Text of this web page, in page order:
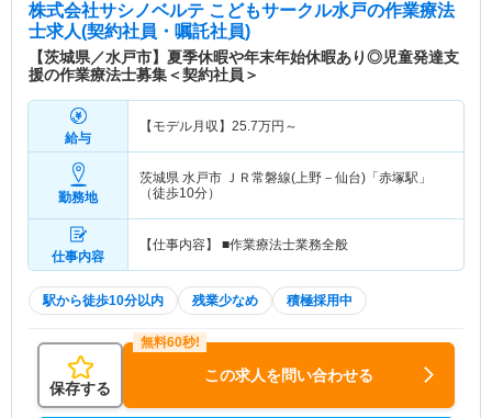
株式会社サシノベルテ こどもサークル水戸の作業療法
士求人(契約社員・嘱託社員)
【茨城県／水戸市】夏季休暇や年末年始休暇あり◎児童発達支
援の作業療法士募集＜契約社員＞
給与
【モデル月収】 25.7万円～
勤務地
茨城県 水戸市 ＪＲ常磐線(上野－仙台)「赤塚駅」
（徒歩10分）
仕事内容
【仕事内容】 ■作業療法士業務全般
駅から徒歩10分以内 残業少なめ 積極採用中
保存する
この求人を問い合わせる